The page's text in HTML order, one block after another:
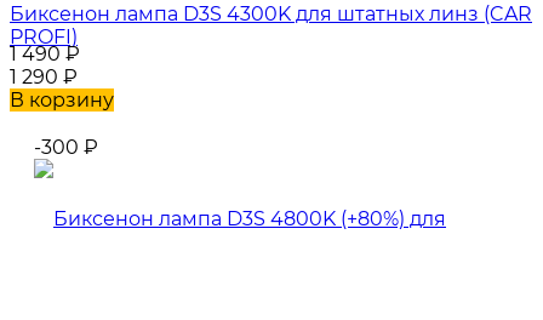
Биксенон лампа D3S 4300K для штатных линз (CAR
PROFI)
1 490₽
1 290 ₽
В корзину
-300 ₽